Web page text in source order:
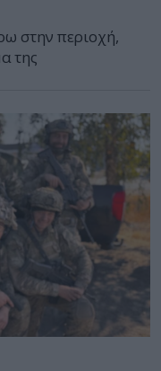
στην περιοχή,
της